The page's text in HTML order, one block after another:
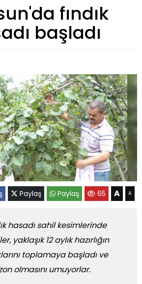
fındık
başladı
Paylaş Paylaş 65 A A
hasadı sahil kesimlerinde
yaklaşık 12 aylık hazırlığın
toplamaya başladı ve
olmasını umuyorlar.